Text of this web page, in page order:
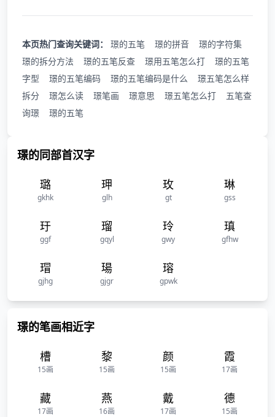
本页热门查询关键词： 璟的五笔 璟的拼音
璟的字符集
璟的拆分方法
璟的五笔反查 璟用五笔怎么打
璟的五笔
字型
璟的五笔编码 璟的五笔编码是什么
璟五笔怎么样
拆分
璟怎么读 璟笔画 璟意思 璟五笔怎么打
五笔查
询璟
璟的五笔
璟的同部首汉字
璐
gkhk
玾
glh
玫
gt
琳
gss
玗
ggf
瑠
gqyl
玲
gwy
瑱
gfhw
瑁
gjhg
瑒
gjgr
瑢
gpwk
璟的笔画相近字
槽
15画
黎
15画
颜
15画
霞
17画
藏
17画
燕
16画
戴
17画
德
15画